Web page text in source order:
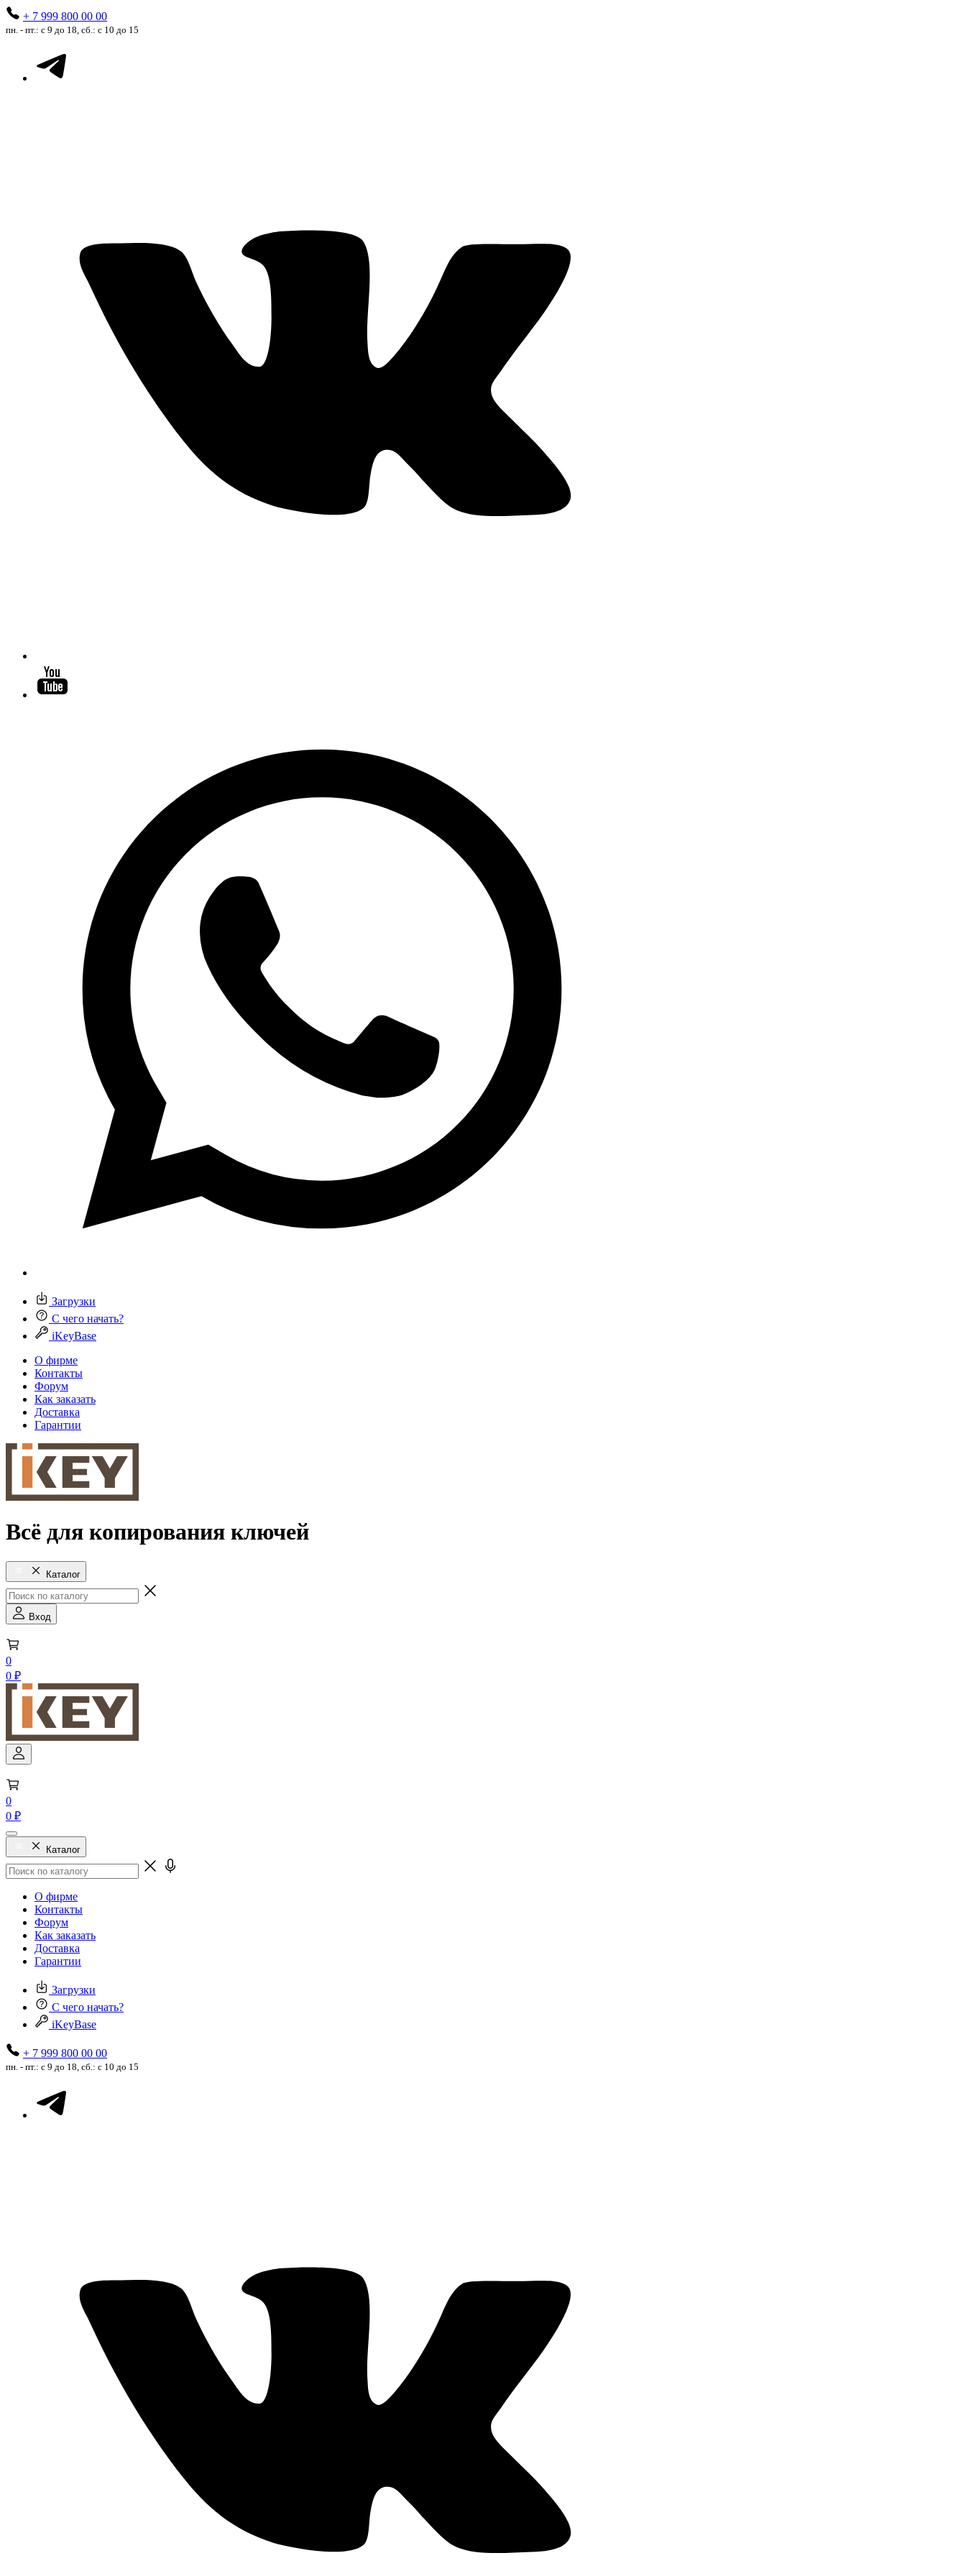
+ 7 999 800 00 00
пн. - пт.: с 9 до 18, сб.: с 10 до 15
Загрузки
С чего начать?
iKeyBase
О фирме
Контакты
Форум
Как заказать
Доставка
Гарантии
Всё для копирования ключей
Каталог
Вход
0
0 ₽
0
0 ₽
Каталог
О фирме
Контакты
Форум
Как заказать
Доставка
Гарантии
Загрузки
С чего начать?
iKeyBase
+ 7 999 800 00 00
пн. - пт.: с 9 до 18, сб.: с 10 до 15